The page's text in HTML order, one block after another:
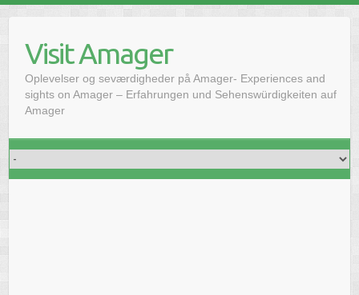
contentVisit Amager
Oplevelser og seværdigheder på Amager- Experiences and
sights on Amager – Erfahrungen und Sehenswürdigkeiten auf
Amager